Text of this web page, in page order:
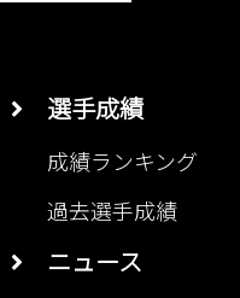
選手成績
成績ランキング
過去選手成績
ニュース